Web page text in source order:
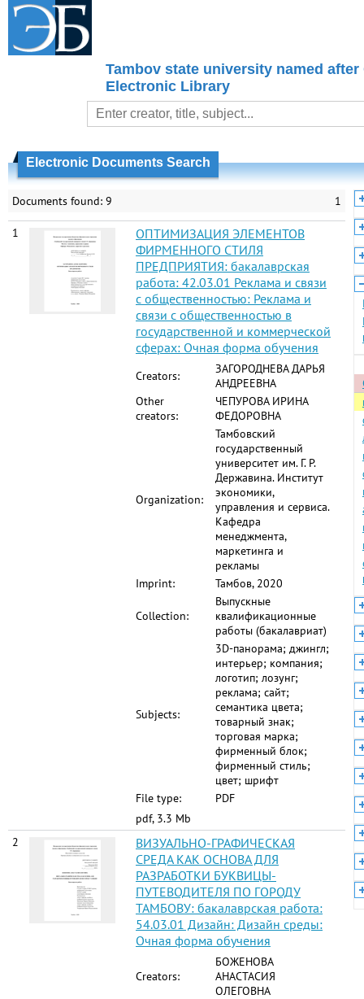
Tambov state university named after
Electronic Library
Electronic Documents Search
Documents found: 9 1
1
ОПТИМИЗАЦИЯ ЭЛЕМЕНТОВ
ФИРМЕННОГО СТИЛЯ
ПРЕДПРИЯТИЯ: бакалаврская
работа: 42.03.01 Реклама и связи
с общественностью: Реклама и
связи с общественностью в
государственной и коммерческой
сферах: Очная форма обучения
Creators:
ЗАГОРОДНЕВА ДАРЬЯ
АНДРЕЕВНА
Other
creators:
ЧЕПУРОВА ИРИНА
ФЕДОРОВНА
Organization:
Тамбовский
государственный
университет им. Г. Р.
Державина. Институт
экономики,
управления и сервиса.
Кафедра
менеджмента,
маркетинга и
рекламы
Imprint:
Тамбов, 2020
Collection:
Выпускные
квалификационные
работы (бакалавриат)
Subjects:
3D-панорама; джингл;
интерьер; компания;
логотип; лозунг;
реклама; сайт;
семантика цвета;
товарный знак;
торговая марка;
фирменный блок;
фирменный стиль;
цвет; шрифт
File type:
PDF
pdf, 3.3 Mb
2
ВИЗУАЛЬНО-ГРАФИЧЕСКАЯ
СРЕДА КАК ОСНОВА ДЛЯ
РАЗРАБОТКИ БУКВИЦЫ-
ПУТЕВОДИТЕЛЯ ПО ГОРОДУ
ТАМБОВУ: бакалаврская работа:
54.03.01 Дизайн: Дизайн среды:
Очная форма обучения
Creators:
БОЖЕНОВА
АНАСТАСИЯ
ОЛЕГОВНА